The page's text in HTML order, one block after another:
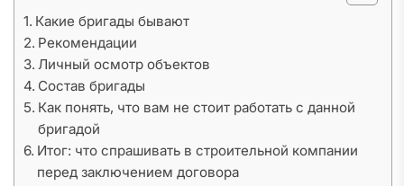
Какие бригады бывают
Рекомендации
Личный осмотр объектов
Состав бригады
Как понять, что вам не стоит работать с данной
бригадой
Итог: что спрашивать в строительной компании
перед заключением договора